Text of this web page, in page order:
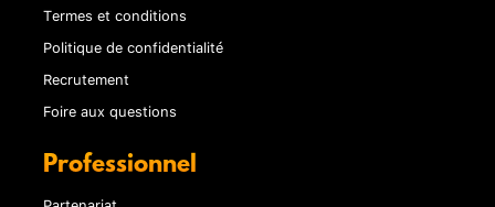
Termes et conditions
Politique de confidentialité
Recrutement
Foire aux questions
Professionnel